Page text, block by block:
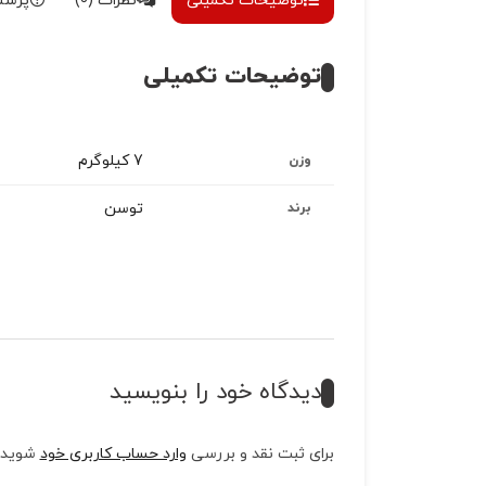
توضیحات تکمیلی
وزن 7 کیلوگرم
برند توسن
دیدگاه خود را بنویسید
برای ثبت نقد و بررسی وارد حساب کاربری خود